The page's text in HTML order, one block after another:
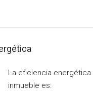
La eficiencia
inmueble es: